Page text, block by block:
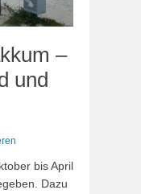
–
und
bis April
Dazu